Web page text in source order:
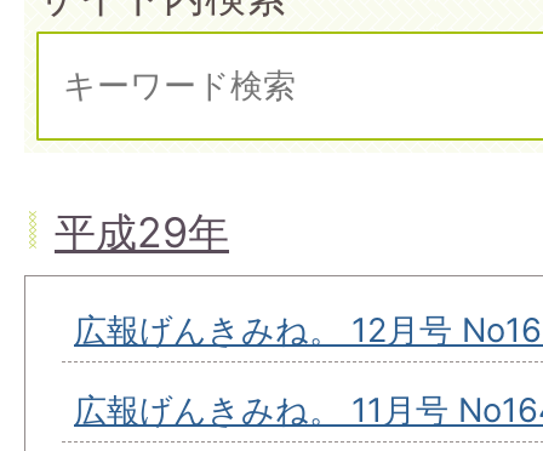
平成29年
広報げんきみね。 12月号
広報げんきみね。 11月号